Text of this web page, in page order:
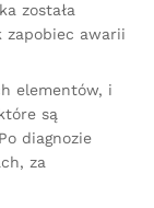
została
zapobiec awarii
elementów, i
są
diagnozie
za